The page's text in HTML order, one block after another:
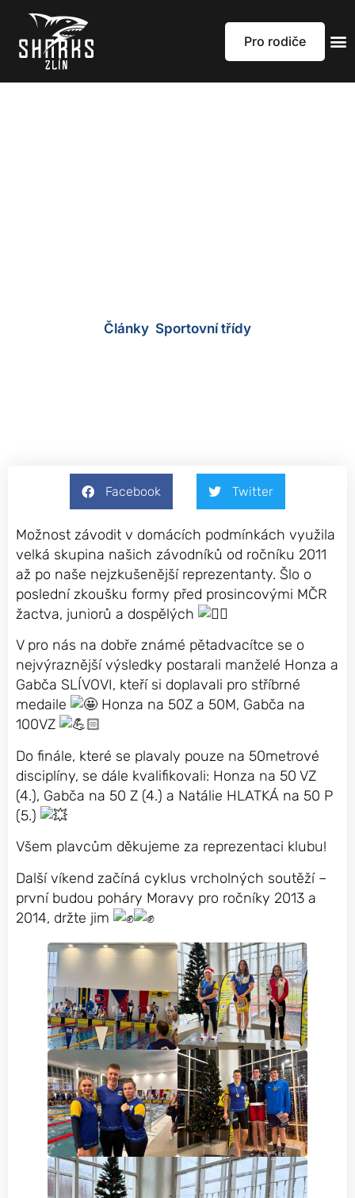
Pro rodiče
Články, Sportovní třídy
Facebook Twitter
Možnost závodit v domácích podmínkách využila
velká skupina našich závodníků od ročníku 2011
až po naše nejzkušenější reprezentanty. Šlo o
poslední zkoušku formy před prosincovými MČR
žactva, juniorů a dospělých
V pro nás na dobře známé pětadvacítce se o
nejvýraznější výsledky postarali manželé Honza a
Gabča SLÍVOVI, kteří si doplavali pro stříbrné
medaile
Honza na 50Z a 50M, Gabča na
100VZ
Do finále, které se plavaly pouze na 50metrové
disciplíny, se dále kvalifikovali: Honza na 50 VZ
(4.), Gabča na 50 Z (4.) a Natálie HLATKÁ na 50 P
(5.)
Všem plavcům děkujeme za reprezentaci klubu!
Další víkend začíná cyklus vrcholných soutěží –
první budou poháry Moravy pro ročníky 2013 a
2014, držte jim